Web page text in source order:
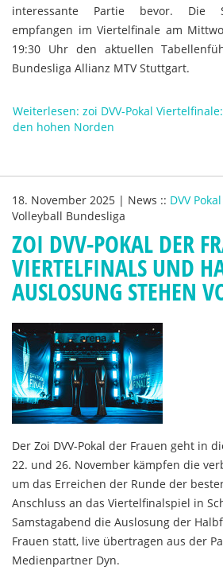
interessante Partie bevor. Die
empfangen im Viertelfinale am
19:30 Uhr den aktuellen
Bundesliga Allianz MTV Stuttgart.
Weiterlesen: zoi DVV-Pokal
den hohen Norden
18. November 2025 | News :: DVV Pokal
Volleyball Bundesliga
ZOI DVV-POKAL DER
VIERTELFINALS UND
AUSLOSUNG STEHEN
Der Zoi DVV-Pokal der Frauen geht in
22. und 26. November kämpfen die
um das Erreichen der Runde der
Anschluss an das Viertelfinalspiel in
Samstagabend die Auslosung der
Frauen statt, live übertragen aus der
Medienpartner Dyn.